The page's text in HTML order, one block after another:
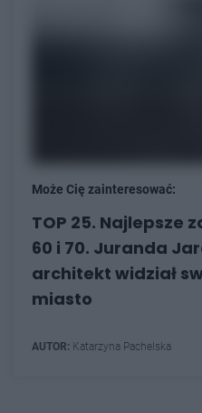
Może Cię zainteresować:
TOP 25. Najlepsze
60 i 70. Juranda
architekt widział
miasto
AUTOR: Katarzyna Pachelska